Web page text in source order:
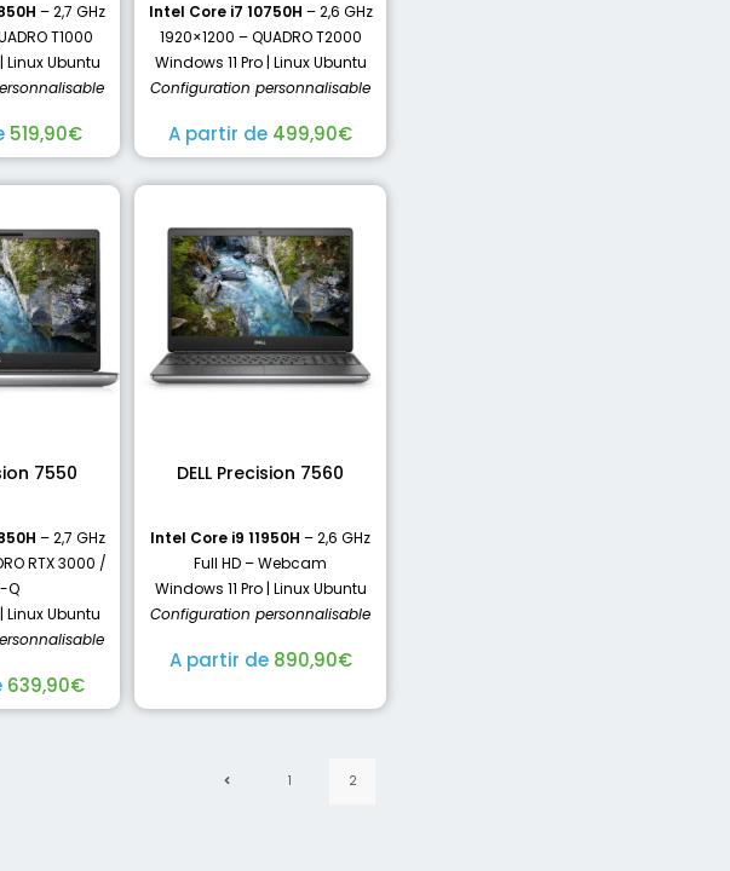
– 2,7 GHz
T1000
Linux Ubuntu
519,90€
Intel Core i7 10750H – 2,6 GHz
1920×1200 – QUADRO T2000
Windows 11 Pro | Linux Ubuntu
Configuration personnalisable
A partir de 499,90€
7550
– 2,7 GHz
RTX 3000 /
Q
Linux Ubuntu
639,90€
DELL Precision 7560
Intel Core i9 11950H – 2,6 GHz
Full HD – Webcam
Windows 11 Pro | Linux Ubuntu
Configuration personnalisable
A partir de 890,90€
1 2